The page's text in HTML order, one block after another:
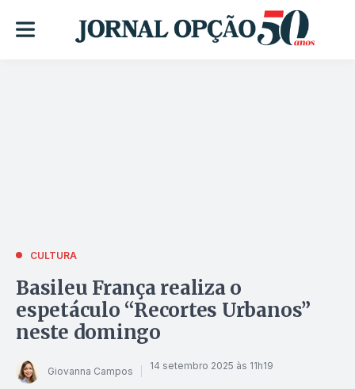
CULTURA
Basileu França realiza o
espetáculo “Recortes Urbanos”
neste domingo
Giovanna Campos 14 setembro 2025 às 11h19